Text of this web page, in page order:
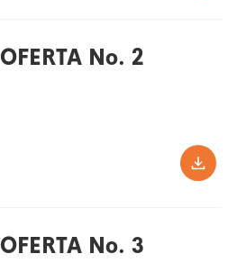
OFERTA No. 2
OFERTA No. 3